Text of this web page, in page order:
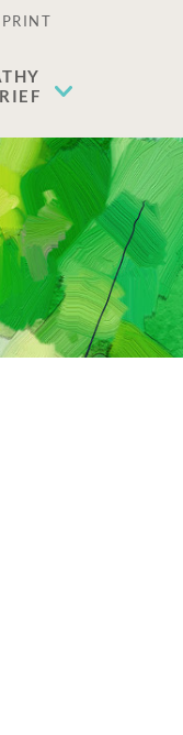
PRINT